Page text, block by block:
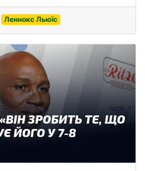
Леннокс Льюїс